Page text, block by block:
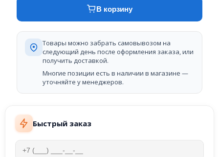
Быстрый заказ
В корзину
Товары можно забрать самовывозом на
следующий день после оформления заказа, или
получить доставкой.
Многие позиции есть в наличии в магазине —
уточняйте у менеджеров.